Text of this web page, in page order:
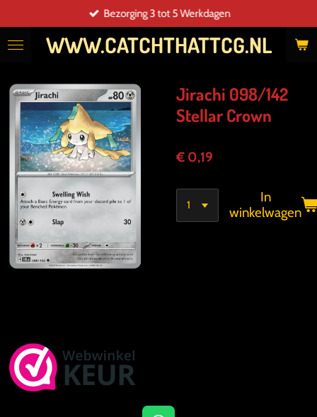
direct
naar
WWW.CATCHTHATTCG.NL
Bezorging 3 tot 5 Werkdagen
Jirachi 098/142
Stellar Crown
€ 0,19
In
winkelwagen